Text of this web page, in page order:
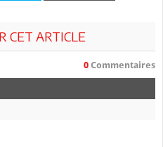
CET ARTICLE
0 Commentaires